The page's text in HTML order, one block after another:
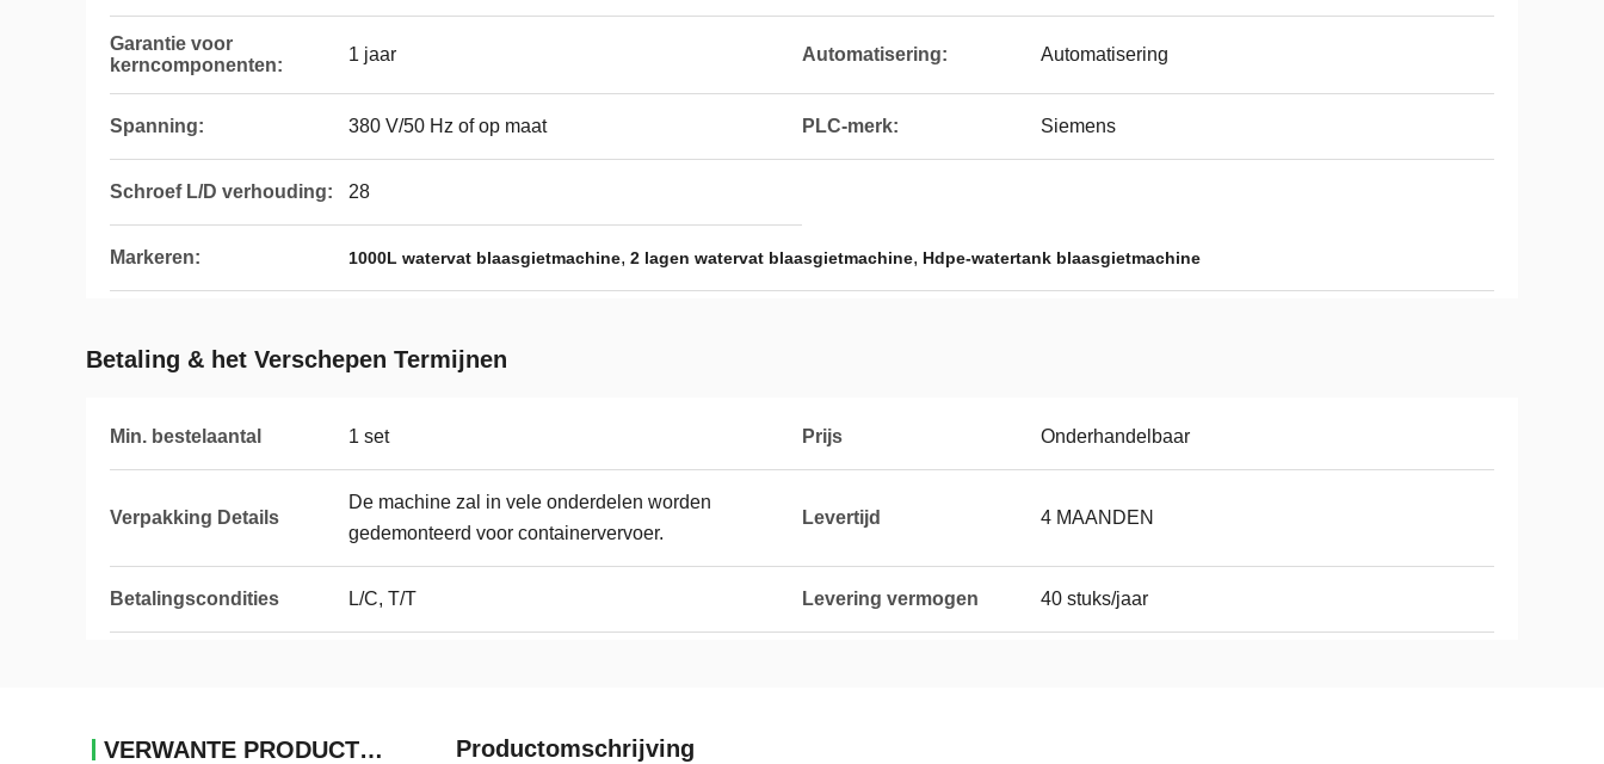
Garantie voor
kerncomponenten:
1 jaar Automatisering: Automatisering
Spanning: 380 V/50 Hz of op maat PLC-merk: Siemens
Schroef L/D verhouding: 28
Markeren: 1000L watervat blaasgietmachine, 2 lagen watervat blaasgietmachine, Hdpe-watertank blaasgietmachine
Betaling & het Verschepen Termijnen
Min. bestelaantal 1 set Prijs Onderhandelbaar
Verpakking Details
De machine zal in vele onderdelen worden
gedemonteerd voor containervervoer.
Levertijd 4 MAANDEN
Betalingscondities L/C, T/T Levering vermogen 40 stuks/jaar
VERWANTE PRODUCTEN
Productomschrijving